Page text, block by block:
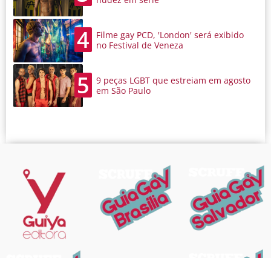
4
Filme gay PCD, 'London' será exibido
no Festival de Veneza
5
9 peças LGBT que estreiam em agosto
em São Paulo